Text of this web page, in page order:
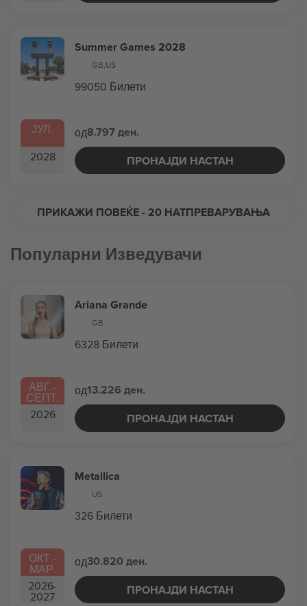
ЈУЛ.
2028
Summer Games 2028
GB,US
99050 Билети
од8.797 ден.
ПРОНАЈДИ НАСТАН
ПРИКАЖИ ПОВЕЌЕ- 20 НАТПРЕВАРУВАЊА
Популарни Изведувачи
АВГ.-
СЕПТ.
2026
Ariana Grande
GB
6328 Билети
од13.226 ден.
ПРОНАЈДИ НАСТАН
ОКТ.-
МАР.
2026-
2027
Metallica
US
326 Билети
од30.820 ден.
ПРОНАЈДИ НАСТАН